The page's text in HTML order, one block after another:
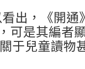
出，《開通
可是其編者
于兒童讀物